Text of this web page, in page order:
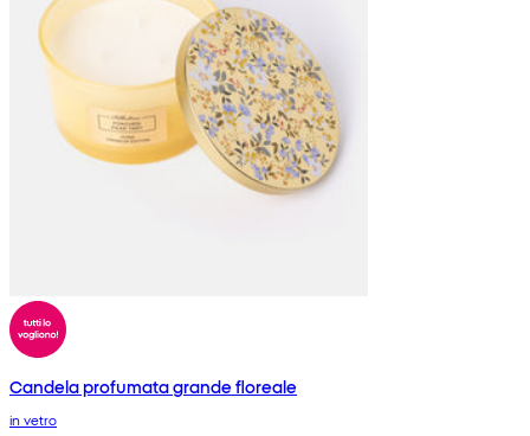
Candela profumata grande floreale
in vetro